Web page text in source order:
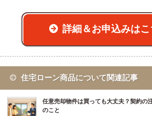
詳細＆お申込みはこ
住宅ローン商品について関連記事
任意売却物件は買っても大丈夫？契約の
のこと